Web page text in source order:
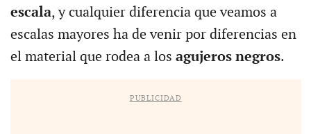
escala, y cualquier diferencia que veamos a
escalas mayores ha de venir por diferencias en
el material que rodea a los agujeros negros.
PUBLICIDAD